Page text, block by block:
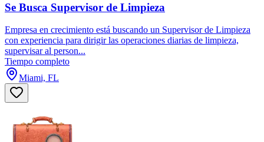
Se Busca Supervisor de Limpieza
Empresa en crecimiento está buscando un Supervisor de Limpieza
con experiencia para dirigir las operaciones diarias de limpieza,
supervisar al person...
Tiempo completo
Miami, FL